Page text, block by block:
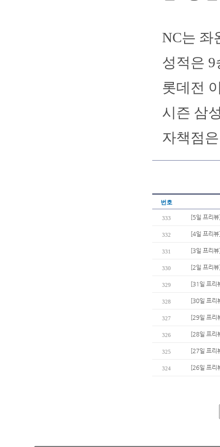
NC는 좌
성적은 9
롯데전
시즌 삼
자책점
번호
333 [5일 프리
332 [4일 프리
331 [3일 프리
330 [2일 프리
329 [31일 프리
328 [30일 프리
327 [29일 프리
326 [28일 프리
325 [27일 프리
324 [26일 프리